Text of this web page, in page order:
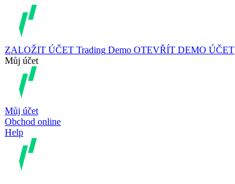
ZALOŽIT ÚČET Trading Demo OTEVŘÍT DEMO ÚČET
Můj účet
Můj účet
Obchod online
Help